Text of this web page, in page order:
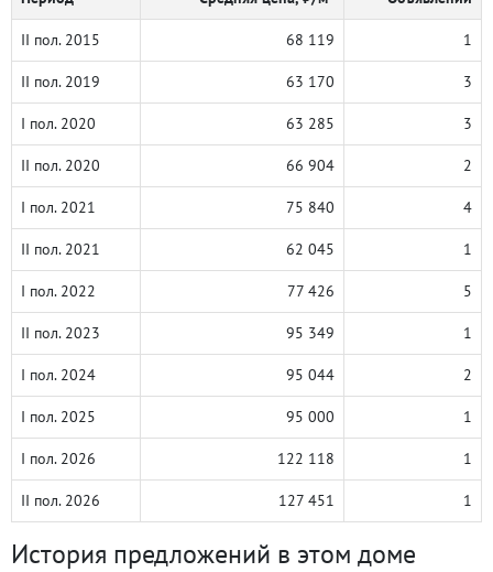
II пол. 2015 68 119 1
II пол. 2019 63 170 3
I пол. 2020 63 285 3
II пол. 2020 66 904 2
I пол. 2021 75 840 4
II пол. 2021 62 045 1
I пол. 2022 77 426 5
II пол. 2023 95 349 1
I пол. 2024 95 044 2
I пол. 2025 95 000 1
I пол. 2026 122 118 1
II пол. 2026 127 451 1
История предложений в этом доме